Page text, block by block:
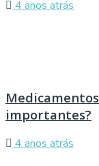
4 anos atrás
importantes?
4 anos atrás